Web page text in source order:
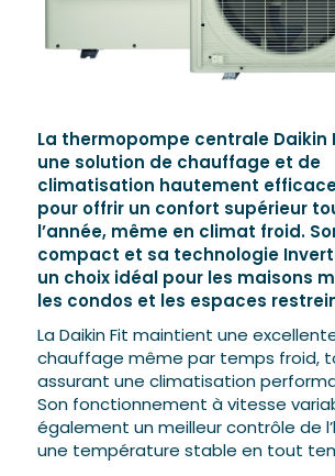
La thermopompe centrale Daikin
une solution de chauffage et de
climatisation hautement
pour offrir un confort supérieur
l’année, même en climat froid.
compact et sa technologie
un choix idéal pour les maisons
les condos et les espaces
La Daikin Fit maintient une
chauffage même par temps froid,
assurant une climatisation
Son fonctionnement à vitesse
également un meilleur contrôle de
une température stable en tout